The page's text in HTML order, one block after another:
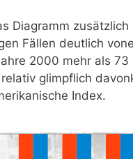
Diagramm
Fällen deutlich
2000 mehr als
glimpflich
Index.